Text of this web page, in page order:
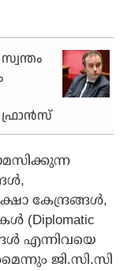
ഫ്രാൻസ്
കേന്ദ്രങ്ങൾ,
(Diplomatic
എന്നിവയെ
ജി.സി.സി